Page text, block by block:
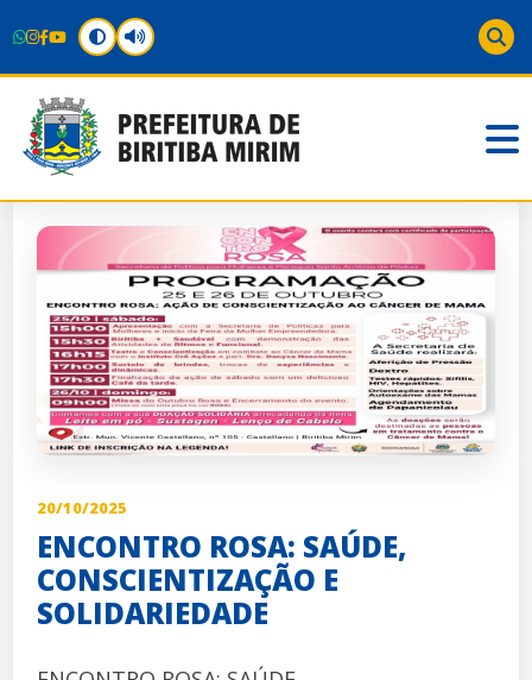
20/10/2025
ENCONTRO ROSA: SAÚDE,
CONSCIENTIZAÇÃO E
SOLIDARIEDADE